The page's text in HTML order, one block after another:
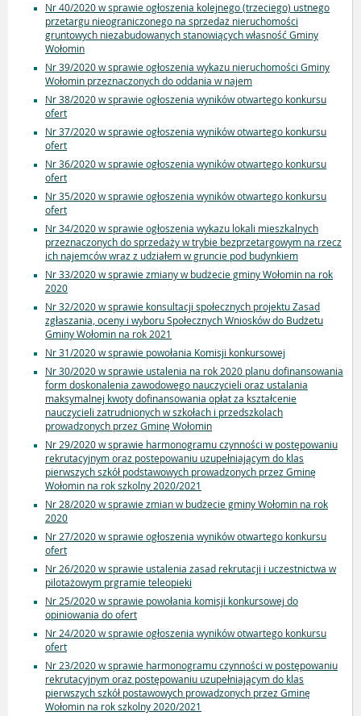
Nr 40/2020 w sprawie ogłoszenia kolejnego (trzeciego) ustnego
przetargu nieograniczonego na sprzedaż nieruchomości
gruntowych niezabudowanych stanowiących własność Gminy
Wołomin
Nr 39/2020 w sprawie ogłoszenia wykazu nieruchomości Gminy
Wołomin przeznaczonych do oddania w najem
Nr 38/2020 w sprawie ogłoszenia wyników otwartego konkursu
ofert
Nr 37/2020 w sprawie ogłoszenia wyników otwartego konkursu
ofert
Nr 36/2020 w sprawie ogłoszenia wyników otwartego konkursu
ofert
Nr 35/2020 w sprawie ogłoszenia wyników otwartego konkursu
ofert
Nr 34/2020 w sprawie ogłoszenia wykazu lokali mieszkalnych
przeznaczonych do sprzedaży w trybie bezprzetargowym na rzecz
ich najemców wraz z udziałem w gruncie pod budynkiem
Nr 33/2020 w sprawie zmiany w budżecie gminy Wołomin na rok
2020
Nr 32/2020 w sprawie konsultacji społecznych projektu Zasad
zgłaszania, oceny i wyboru Społecznych Wniosków do Budżetu
Gminy Wołomin na rok 2021
Nr 31/2020 w sprawie powołania Komisji konkursowej
Nr 30/2020 w sprawie ustalenia na rok 2020 planu dofinansowania
form doskonalenia zawodowego nauczycieli oraz ustalania
maksymalnej kwoty dofinansowania opłat za kształcenie
nauczycieli zatrudnionych w szkołach i przedszkolach
prowadzonych przez Gminę Wołomin
Nr 29/2020 w sprawie harmonogramu czynności w postępowaniu
rekrutacyjnym oraz postepowaniu uzupełniającym do klas
pierwszych szkół podstawowych prowadzonych przez Gminę
Wołomin na rok szkolny 2020/2021
Nr 28/2020 w sprawie zmian w budżecie gminy Wołomin na rok
2020
Nr 27/2020 w sprawie ogłoszenia wyników otwartego konkursu
ofert
Nr 26/2020 w sprawie ustalenia zasad rekrutacji i uczestnictwa w
pilotażowym prgramie teleopieki
Nr 25/2020 w sprawie powołania komisji konkursowej do
opiniowania do ofert
Nr 24/2020 w sprawie ogłoszenia wyników otwartego konkursu
ofert
Nr 23/2020 w sprawie harmonogramu czynności w postępowaniu
rekrutacyjnym oraz postępowaniu uzupełniającym do klas
pierwszych szkół postawowych prowadzonych przez Gminę
Wołomin na rok szkolny 2020/2021